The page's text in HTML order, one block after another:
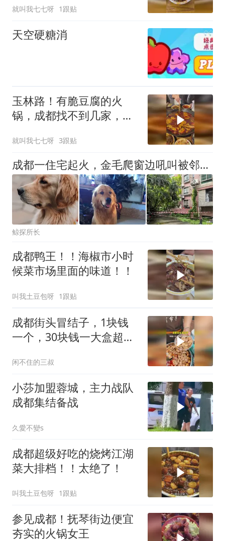
就叫我七七呀 1跟贴
天空硬糖消
玉林路！有脆豆腐的火
锅，成都找不到几家，真
就叫我七七呀 3跟贴
成都一住宅起火，金毛爬窗边吼叫被邻居发现及时报警，救下整栋楼
鲸探所长
成都鸭王！！海椒市小时
候菜市场里面的味道！！
叫我土豆包呀 1跟贴
成都街头冒结子，1块钱
一个，30块钱一大盒超满
闲不住的三叔
小莎加盟蓉城，主力战队
成都集结备战
久愛不變s
成都超级好吃的烧烤江湖
菜大排档！！太绝了！
叫我土豆包呀 1跟贴
参见成都！抚琴街边便宜
夯实的火锅女王